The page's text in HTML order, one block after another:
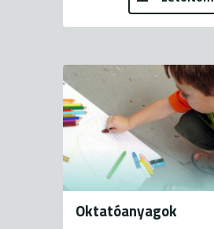
Oktatóanyagok